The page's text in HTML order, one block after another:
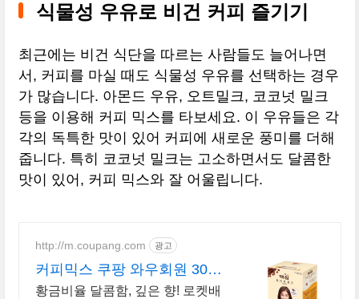
식물성 우유로 비건 커피 즐기기
최근에는 비건 식단을 따르는 사람들도 늘어나면
서, 커피를 마실 때도 식물성 우유를 선택하는 경우
가 많습니다. 아몬드 우유, 오트밀크, 코코넛 밀크
등을 이용해 커피 믹스를 타보세요. 이 우유들은 각
각의 독특한 맛이 있어 커피에 새로운 풍미를 더해
줍니다. 특히 코코넛 밀크는 고소하면서도 달콤한
맛이 있어, 커피 믹스와 잘 어울립니다.
http://m.coupang.com 광고
커피믹스 쿠팡 와우회원 30일
반품
황금비율 달콤함, 깊은 향! 로켓배